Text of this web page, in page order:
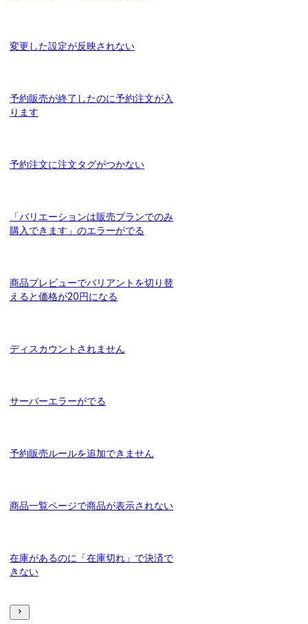
変更した設定が反映されない
予約販売が終了したのに予約注文が入
ります
予約注文に注文タグがつかない
「バリエーションは販売プランでのみ
購入できます」のエラーがでる
商品プレビューでバリアントを切り替
えると価格が20円になる
ディスカウントされません
サーバーエラーがでる
予約販売ルールを追加できません
商品一覧ページで商品が表示されない
在庫があるのに「在庫切れ」で決済で
きない